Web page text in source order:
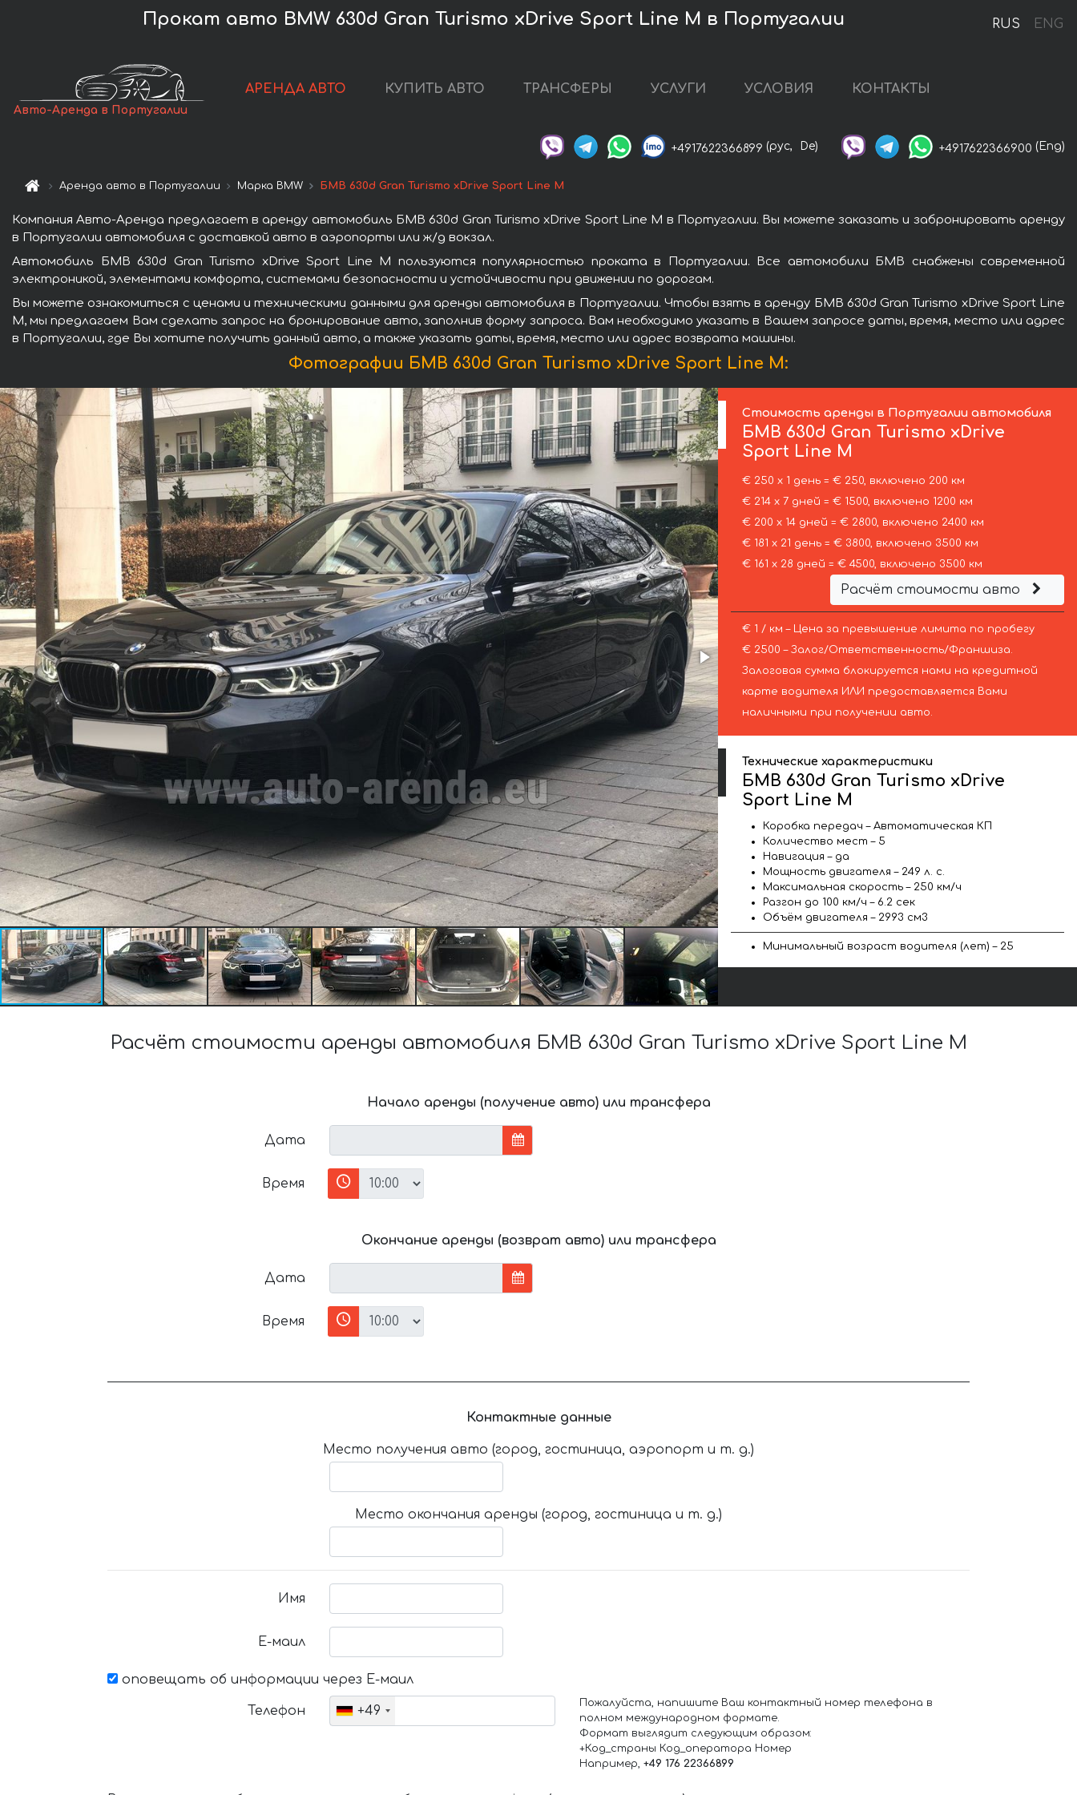
RUS ENG
Прокат авто BMW 630d Gran Turismo xDrive Sport Line М в Португалии
Авто-Аренда в Португалии
АРЕНДА АВТО КУПИТЬ АВТО ТРАНСФЕРЫ УСЛУГИ УСЛОВИЯ КОНТАКТЫ
+4917622366899 (рус, De) +4917622366900 (Eng)
Аренда авто в Португалии Марка BMW БМВ 630d Gran Turismo xDrive Sport Line М
Компания Авто-Аренда предлагает в аренду автомобиль БМВ 630d Gran Turismo xDrive Sport Line М в Португалии. Вы можете заказать и забронировать аренду
в Португалии автомобиля с доставкой авто в аэропорты или ж/д вокзал.
Автомобиль БМВ 630d Gran Turismo xDrive Sport Line М пользуются популярностью проката в Португалии. Все автомобили БМВ снабжены современной
электроникой, элементами комфорта, системами безопасности и устойчивости при движении по дорогам.
Вы можете ознакомиться с ценами и техническими данными для аренды автомобиля в Португалии. Чтобы взять в аренду БМВ 630d Gran Turismo xDrive Sport Line
М, мы предлагаем Вам сделать запрос на бронирование авто, заполнив форму запроса. Вам необходимо указать в Вашем запросе даты, время, место или адрес
в Португалии, где Вы хотите получить данный авто, а также указать даты, время, место или адрес возврата машины.
Фотографии БМВ 630d Gran Turismo xDrive Sport Line М:
Стоимость аренды в Португалии автомобиля
БМВ 630d Gran Turismo xDrive
Sport Line М
€ 250 х 1 день = € 250, включено 200 км
€ 214 х 7 дней = € 1500, включено 1200 км
€ 200 х 14 дней = € 2800, включено 2400 км
€ 181 х 21 день = € 3800, включено 3500 км
€ 161 х 28 дней = € 4500, включено 3500 км
Расчёт стоимости авто
€ 1 / км – Цена за превышение лимита по пробегу
€ 2500 – Залог/Ответственность/Франшиза.
Залоговая сумма блокируется нами на кредитной
карте водителя ИЛИ предоставляется Вами
наличными при получении авто.
Технические характеристики
БМВ 630d Gran Turismo xDrive
Sport Line М
Коробка передач – Автоматическая КП
Количество мест – 5
Навигация – да
Мощность двигателя – 249 л. с.
Максимальная скорость – 250 км/ч
Разгон до 100 км/ч – 6.2 сек
Объём двигателя – 2993 см3
Минимальный возраст водителя (лет) – 25
Расчёт стоимости аренды автомобиля БМВ 630d Gran Turismo xDrive Sport Line М
Начало аренды (получение авто) или трансфера
Дата
Время
Окончание аренды (возврат авто) или трансфера
Дата
Время
Контактные данные
Место получения авто (город, гостиница, аэропорт и т. д.)
Место окончания аренды (город, гостиница и т. д.)
Имя
Е-маил
оповещать об информации через Е-маил
Телефон +49
Пожалуйста, напишите Ваш контактный номер телефона в
полном международном формате.
Формат выглядит следующим образом:
+Код_страны Код_оператора Номер
Например, +49 176 22366899